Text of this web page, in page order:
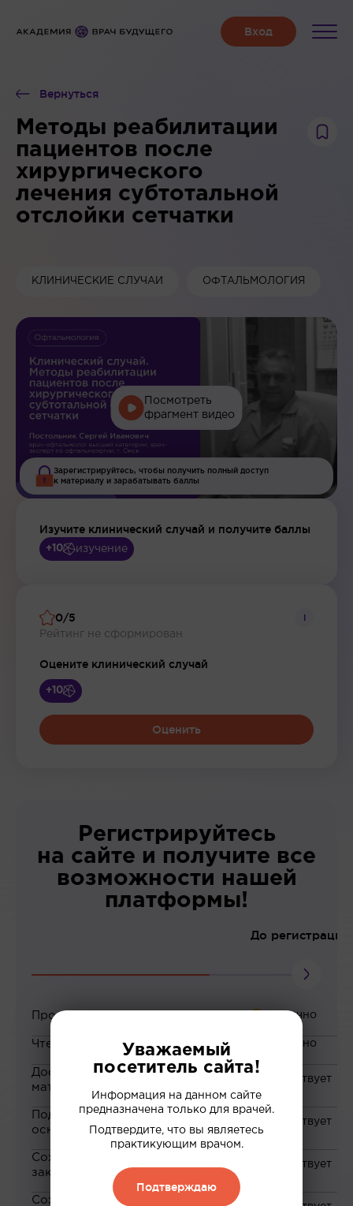
Вернуться
Методы реабилитации
пациентов после
хирургического
лечения субтотальной
отслойки сетчатки
КЛИНИЧЕСКИЕ СЛУЧАИ ОФТАЛЬМОЛОГИЯ
Посмотреть
фрагмент видео
Зарегистрируйтесь, чтобы получить полный доступ
к материалу и зарабатывать баллы
Изучите клинический случай и получите баллы
+10 изучение
0/5
Рейтинг не сформирован
i
Оцените клинический случай
+10
Оценить
Регистрируйтесь
на сайте и получите все
возможности нашей
платформы!
До регистрации
Просмотр вебинаров
Чтение статей
Доступ к закрытым
материалам
Подборка материалов на
основе ваших интересов
Сохранение материалов в
закладки
Сохранение прогресса по
Уважаемый
посетитель сайта!
Информация на данном сайте
предназначена только для врачей.
Подтвердите, что вы являетесь
практикующим врачом.
Подтверждаю